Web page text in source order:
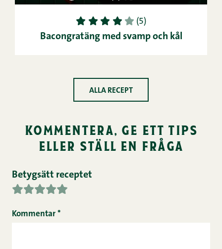
1 2 3 4 5 (5)
Bacongratäng med svamp och kål
ALLA RECEPT
kommentera, ge ett tips
eller ställ en fråga
Betygsätt receptet
Kommentar *